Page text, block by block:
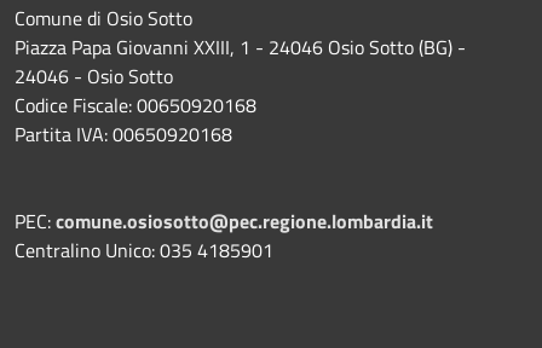
Comune di Osio Sotto
Piazza Papa Giovanni XXIII, 1 - 24046 Osio Sotto (BG) -
24046 - Osio Sotto
Codice Fiscale: 00650920168
Partita IVA: 00650920168
PEC:comune.osiosotto@pec.regione.lombardia.it
Centralino Unico: 035 4185901